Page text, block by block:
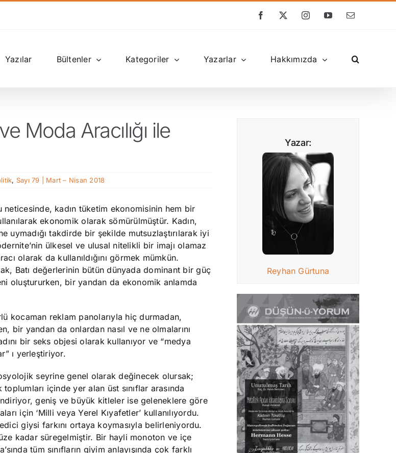
Facebook
X InstagramYouTube
E-
Yazılar Bültenler Kategoriler Yazarlar Hakkımızda
Moda Aracılığı ile
, Sayı 79 | Mart – Nisan 2018
kadın tüketim ekonomisinin hem bir
ekonomik olarak sömürülmüştür. Kadın,
takdirde bir şekilde mutsuzlaştırılarak iyi
ülkesel ve ulusal nitelikli bir imajı olamaz
olarak da kullanıldığını görmek mümkün.
Batı değerlerinin bütün dünyada dominant bir güç
oluştururken, bir yandan da ekonomik anlamda
kocaman reklam panolarıyla hiç durmadan,
bir yandan da onlardan nasıl ve ne olmalarını
bir seks objesi olarak kullanıyor ve “medya
ı yerleştiriyor.
seyrine genel olarak değinecek olursak;
içinde yer alan üst sınıflar arasında
geniş ve büyük kitleler ise geleneklere göre
için ‘Milli veya Yerel Kıyafetler’ kullanılıyordu.
edici giysi farkını ortaya koymasıyla belirleniyordu.
kadar süregelmiştir. Bir hayli monoton ve içe
tüm sınıfların giyim anlayışında çok farklı
Yazar:
Reyhan Gürtuna